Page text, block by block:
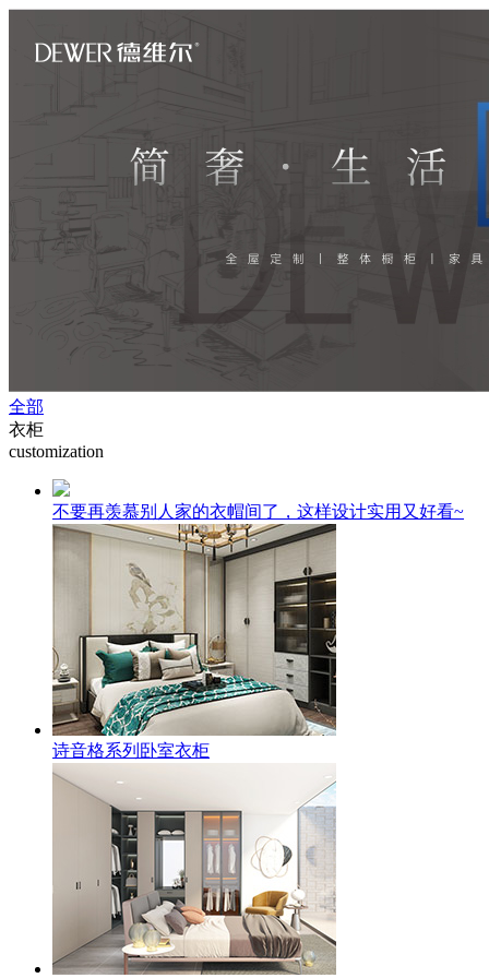
全部
衣柜
customization
不要再羡慕别人家的衣帽间了，这样设计实用又好看~
诗音格系列卧室衣柜